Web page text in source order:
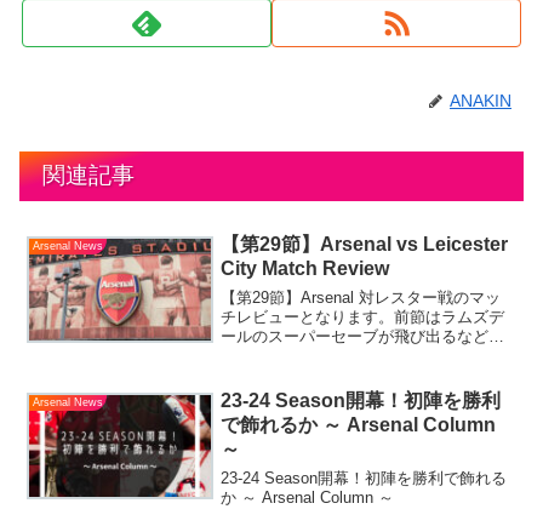
ANAKIN
関連記事
Arsenal News
【第29節】Arsenal vs Leicester
City Match Review
【第29節】Arsenal 対レスター戦のマッ
チレビューとなります。前節はラムズデ
ールのスーパーセーブが飛び出るなど、
Arsenal News
23-24 Season開幕！初陣を勝利
で飾れるか ～ Arsenal Column
～
23-24 Season開幕！初陣を勝利で飾れる
か ～ Arsenal Column ～